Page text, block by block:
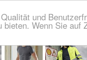
und
Wenn Sie